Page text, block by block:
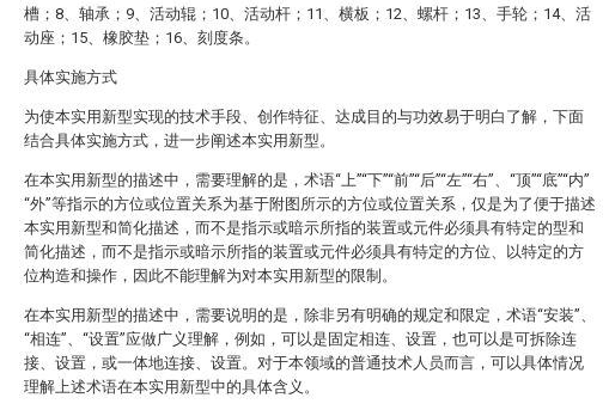
槽；8、轴承；9、活动辊；10、活动杆；11、横板；12、螺杆；13、手轮；14、活
动座；15、橡胶垫；16、刻度条。
具体实施方式
为使本实用新型实现的技术手段、创作特征、达成目的与功效易于明白了解，下面
结合具体实施方式，进一步阐述本实用新型。
在本实用新型的描述中，需要理解的是，术语“上”“下”“前”“后”“左”“右”、“顶”“底”“内”
“外”等指示的方位或位置关系为基于附图所示的方位或位置关系，仅是为了便于描述
本实用新型和简化描述，而不是指示或暗示所指的装置或元件必须具有特定的型和
简化描述，而不是指示或暗示所指的装置或元件必须具有特定的方位、以特定的方
位构造和操作，因此不能理解为对本实用新型的限制。
在本实用新型的描述中，需要说明的是，除非另有明确的规定和限定，术语“安装”、
“相连”、“设置”应做广义理解，例如，可以是固定相连、设置，也可以是可拆除连
接、设置，或一体地连接、设置。对于本领域的普通技术人员而言，可以具体情况
理解上述术语在本实用新型中的具体含义。